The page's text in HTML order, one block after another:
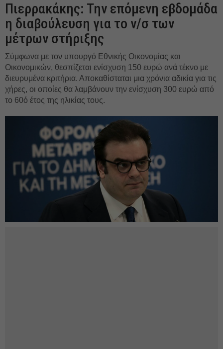
Πιερρακάκης: Την επόμενη εβδομάδα
η διαβούλευση για το ν/σ των
μέτρων στήριξης
Σύμφωνα με τον υπουργό Εθνικής Οικονομίας και
Οικονομικών, θεσπίζεται ενίσχυση 150 ευρώ ανά τέκνο με
διευρυμένα κριτήρια. Αποκαθίσταται μια χρόνια αδικία για τις
χήρες, οι οποίες θα λαμβάνουν την ενίσχυση 300 ευρώ από
το 60ό έτος της ηλικίας τους.